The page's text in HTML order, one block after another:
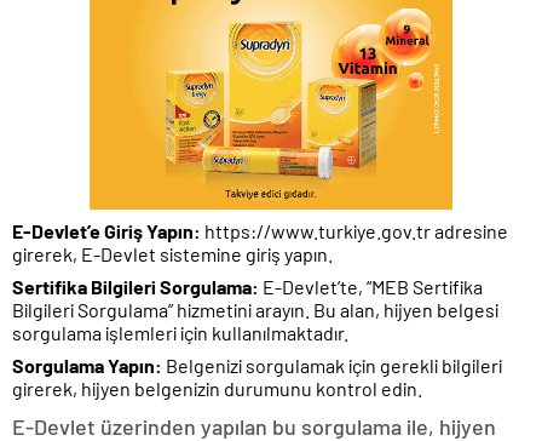
E-Devlet’e Giriş Yapın: https://www.turkiye.gov.tr adresine
girerek, E-Devlet sistemine giriş yapın.
Sertifika Bilgileri Sorgulama: E-Devlet’te, “MEB Sertifika
Bilgileri Sorgulama” hizmetini arayın. Bu alan, hijyen belgesi
sorgulama işlemleri için kullanılmaktadır.
Sorgulama Yapın: Belgenizi sorgulamak için gerekli bilgileri
girerek, hijyen belgenizin durumunu kontrol edin.
E-Devlet üzerinden yapılan bu sorgulama ile, hijyen